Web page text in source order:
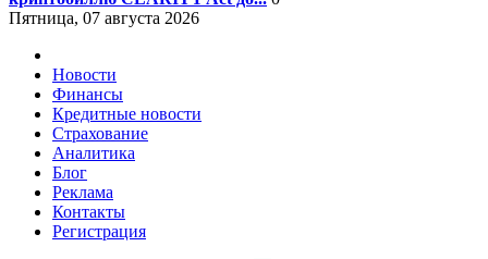
Пятница, 07 августа 2026
Новости
Финансы
Кредитные новости
Страхование
Аналитика
Блог
Реклама
Контакты
Регистрация